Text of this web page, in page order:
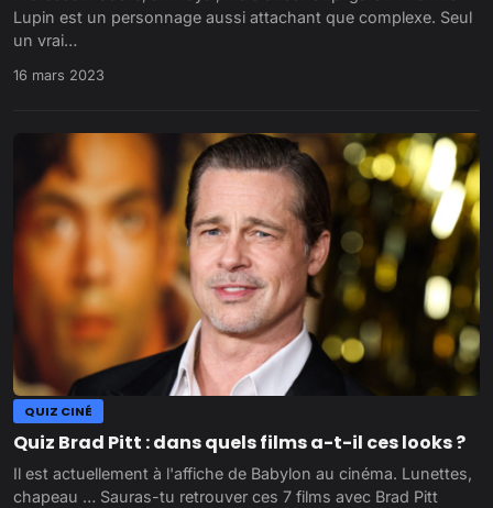
Lupin est un personnage aussi attachant que complexe. Seul
un vrai…
16 mars 2023
QUIZ CINÉ
Quiz Brad Pitt : dans quels films a-t-il ces looks ?
Il est actuellement à l'affiche de Babylon au cinéma. Lunettes,
chapeau … Sauras-tu retrouver ces 7 films avec Brad Pitt